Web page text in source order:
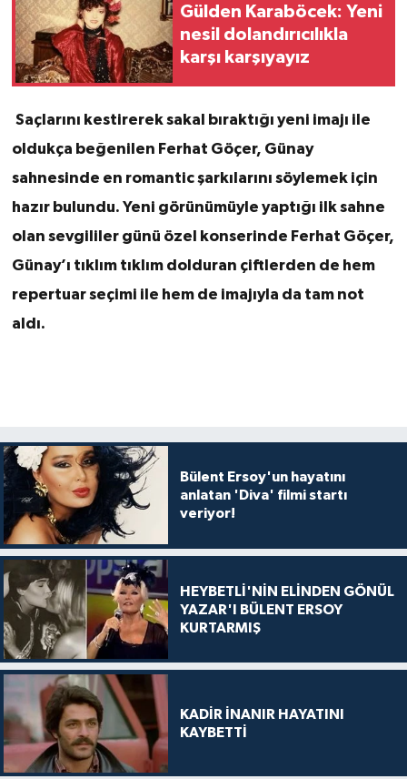
Gülden Karaböcek: Yeni
nesil dolandırıcılıkla
karşı karşıyayız
Saçlarını kestirerek sakal bıraktığı yeni imajı ile
oldukça beğenilen Ferhat Göçer, Günay
sahnesinde en romantic şarkılarını söylemek için
hazır bulundu. Yeni görünümüyle yaptığı ilk sahne
olan sevgililer günü özel konserinde Ferhat Göçer,
Günay’ı tıklım tıklım dolduran çiftlerden de hem
repertuar seçimi ile hem de imajıyla da tam not
aldı.
Bülent Ersoy'un hayatını
anlatan 'Diva' filmi startı
veriyor!
HEYBETLİ'NİN ELİNDEN GÖNÜL
YAZAR'I BÜLENT ERSOY
KURTARMIŞ
KADİR İNANIR HAYATINI
KAYBETTİ